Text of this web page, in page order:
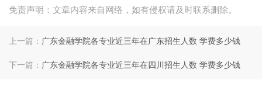
免责声明：文章内容来自网络，如有侵权请及时联系删除。
上一篇： 广东金融学院各专业近三年在广东招生人数 学费多少钱
下一篇： 广东金融学院各专业近三年在四川招生人数 学费多少钱